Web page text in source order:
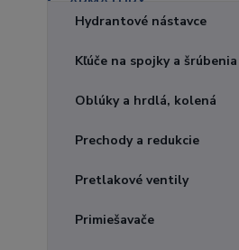
Hydrantové nástavce
Kľúče na spojky a šrúbenia
Oblúky a hrdlá, kolená
Prechody a redukcie
Pretlakové ventily
Primiešavače